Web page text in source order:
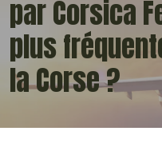
par Corsica
plus
la Corse ?